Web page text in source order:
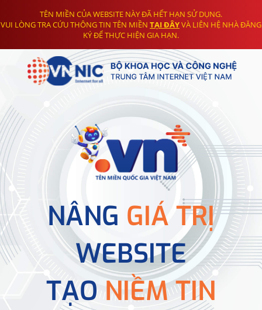
TÊN MIỀN CỦA WEBSITE NÀY ĐÃ HẾT HẠN SỬ DỤNG.
VUI LÒNG TRA CỨU THÔNG TIN TÊN MIỀN TẠI ĐÂYVÀ LIÊN HỆ NHÀ ĐĂNG
KÝ ĐỂ THỰC HIỆN GIA HẠN.
NÂNG GIÁ TRỊ
WEBSITE
TẠONIỀM TIN